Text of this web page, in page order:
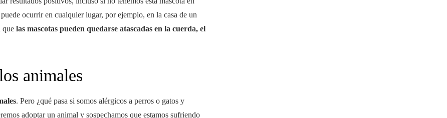
ocurrir en cualquier lugar, por ejemplo, en la casa de un
que las mascotas pueden quedarse atascadas en la cuerda, el
animales
. Pero ¿qué pasa si somos alérgicos a perros o gatos y
adoptar un animal y sospechamos que estamos sufriendo